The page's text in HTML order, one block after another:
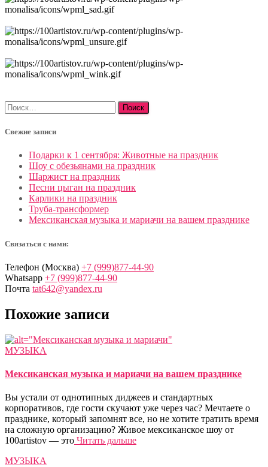
Найти:
Свежие записи
Подарки к 1 сентября: Животные на праздник
Шоу с обезьянами на праздник
Шаржист на праздник
Песни цыган на праздник
Карлики на праздник
Труба-трансформер
Мексиканская музыка и мариачи на вашем празднике
Связаться с нами:
Телефон (Москва) +7 (999)877-44-90
Whatsapp +7 (999)877-44-90
Почта tat642@yandex.ru
Похожие записи
МУЗЫКА
Мексиканская музыка и мариачи на вашем празднике
Вы устали от однотипных диджеев и стандартных
корпоративов, где гости скучают уже через час? Мечтаете о
празднике, который запомнят все, но не хотите тратить время
на сложную организацию? Живое мексиканское шоу от
100artistov — это Читать дальше
МУЗЫКА